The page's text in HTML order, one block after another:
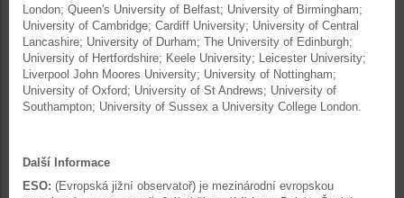
London; Queen's University of Belfast; University of Birmingham;
University of Cambridge; Cardiff University; University of Central
Lancashire; University of Durham; The University of Edinburgh;
University of Hertfordshire; Keele University; Leicester University;
Liverpool John Moores University; University of Nottingham;
University of Oxford; University of St Andrews; University of
Southampton; University of Sussex a University College London.
Další Informace
ESO: (Evropská jižní observatoř) je mezinárodní evropskou